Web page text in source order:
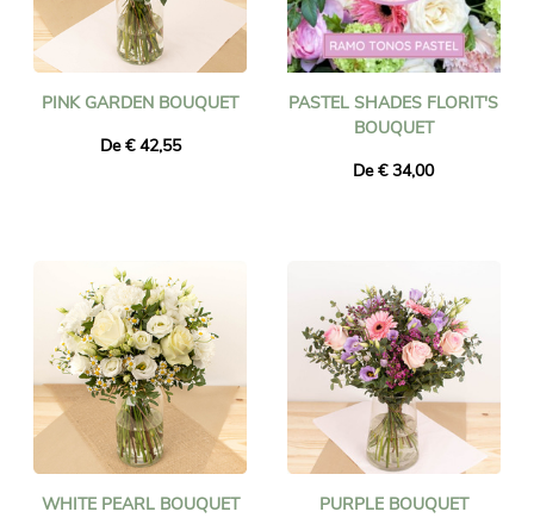
PINK GARDEN BOUQUET
De € 42,55
PASTEL SHADES FLORIT'S
BOUQUET
De € 34,00
WHITE PEARL BOUQUET
PURPLE BOUQUET